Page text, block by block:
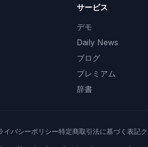
サービス
デモ
Daily News
ブログ
プレミアム
辞書
イバシーポリシー特定商取引法に基づく表記